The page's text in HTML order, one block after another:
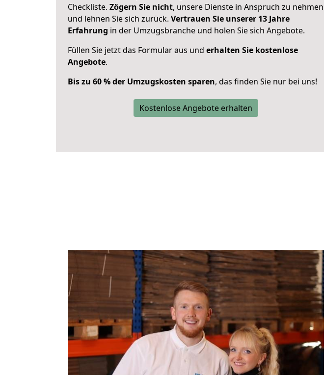
Checkliste. Zögern Sie nicht, unsere Dienste in Anspruch zu nehmen
und lehnen Sie sich zurück. Vertrauen Sie unserer 13 Jahre
Erfahrung in der Umzugsbranche und holen Sie sich Angebote.
Füllen Sie jetzt das Formular aus und erhalten Sie kostenlose
Angebote.
Bis zu 60 % der Umzugskosten sparen, das finden Sie nur bei uns!
Kostenlose Angebote erhalten